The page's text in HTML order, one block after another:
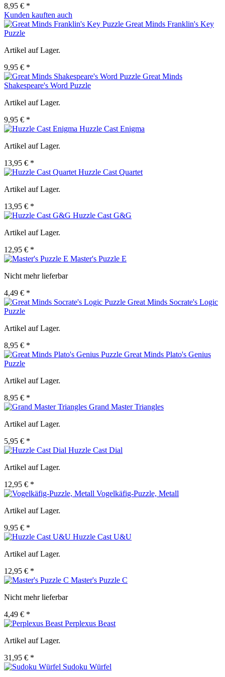
8,95 € *
Kunden kauften auch
Great Minds Franklin's Key
Puzzle
Artikel auf Lager.
9,95 € *
Great Minds
Shakespeare's Word Puzzle
Artikel auf Lager.
9,95 € *
Huzzle Cast Enigma
Artikel auf Lager.
13,95 € *
Huzzle Cast Quartet
Artikel auf Lager.
13,95 € *
Huzzle Cast G&G
Artikel auf Lager.
12,95 € *
Master's Puzzle E
Nicht mehr lieferbar
4,49 € *
Great Minds Socrate's Logic
Puzzle
Artikel auf Lager.
8,95 € *
Great Minds Plato's Genius
Puzzle
Artikel auf Lager.
8,95 € *
Grand Master Triangles
Artikel auf Lager.
5,95 € *
Huzzle Cast Dial
Artikel auf Lager.
12,95 € *
Vogelkäfig-Puzzle, Metall
Artikel auf Lager.
9,95 € *
Huzzle Cast U&U
Artikel auf Lager.
12,95 € *
Master's Puzzle C
Nicht mehr lieferbar
4,49 € *
Perplexus Beast
Artikel auf Lager.
31,95 € *
Sudoku Würfel